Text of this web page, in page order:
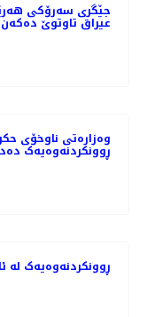
جێگری سەرۆکی
عيراق تاوتوێ ده‌كه‌ن
وەزارەتی ناوخۆی
ڕوونکردنەوەیەک
ڕوونکردنەوەیەک